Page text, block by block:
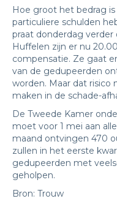
Hoe groot het bedrag
particuliere schulden
praat donderdag verder
Huffelen zijn er nu
compensatie. Ze gaat
van de gedupeerden
worden. Maar dat
maken in de schade-
De Tweede Kamer
moet voor 1 mei aan
maand ontvingen 470
zullen in het eerste
gedupeerden met
geholpen.
Bron: Trouw